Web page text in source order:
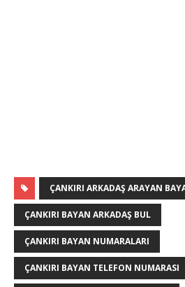
ÇANKIRI ARKADAŞ ARAYAN
ÇANKIRI BAYAN ARKADAŞ BUL
ÇANKIRI BAYAN NUMARALARI
ÇANKIRI BAYAN TELEFON NUMARASI